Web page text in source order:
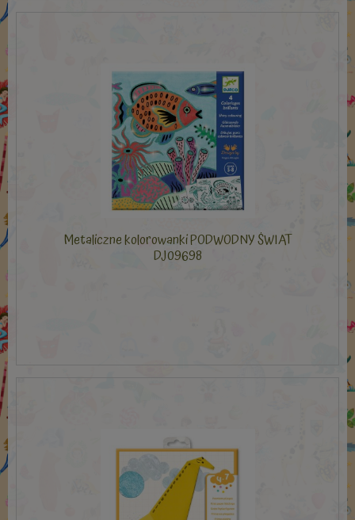
Metaliczne kolorowanki PODWODNY ŚWIAT
DJ09698